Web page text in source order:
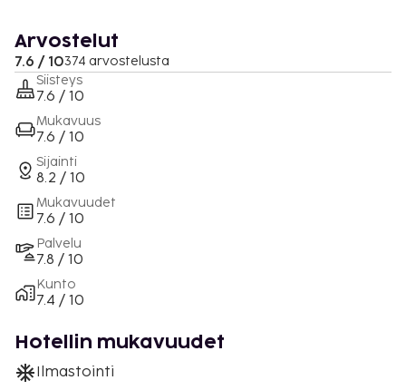
Arvostelut
7.6 / 10374 arvostelusta
Siisteys
7.6 / 10
Mukavuus
7.6 / 10
Sijainti
8.2 / 10
Mukavuudet
7.6 / 10
Palvelu
7.8 / 10
Kunto
7.4 / 10
Hotellin mukavuudet
Ilmastointi